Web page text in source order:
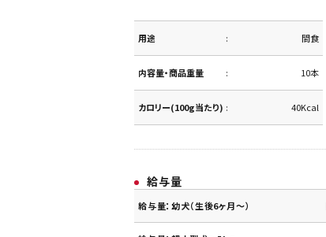
用途 間食
内容量・商品重量 10本
カロリー(100g当たり) 40Kcal
給与量
給与量：幼犬（生後6ヶ月～）